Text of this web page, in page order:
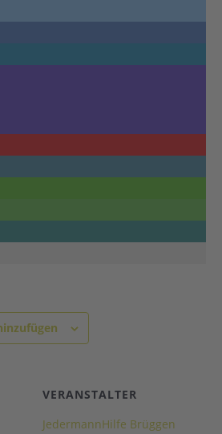
VERANSTALTER
JedermannHilfe Brüggen